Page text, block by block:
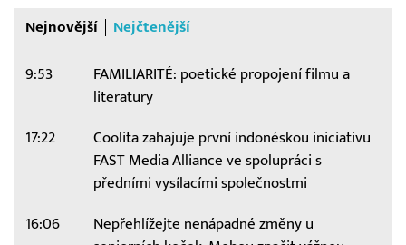
Nejnovější Nejčtenější
9:53
FAMILIARITÉ: poetické propojení filmu a
literatury
17:22
Coolita zahajuje první indonéskou iniciativu
FAST Media Alliance ve spolupráci s
předními vysílacími společnostmi
16:06
Nepřehlížejte nenápadné změny u